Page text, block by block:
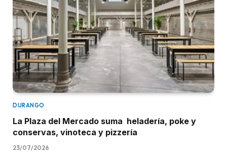
DURANGO
La Plaza del Mercado suma heladería, poke y
conservas, vinoteca y pizzería
23/07/2026